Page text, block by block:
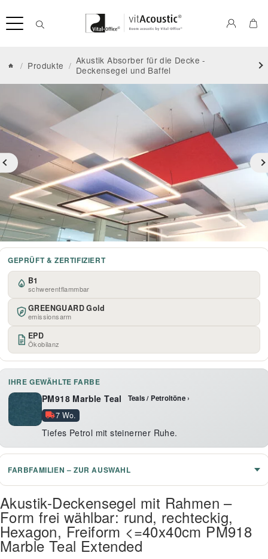
/ Produkte / Akustik Absorber für die Decke -
Deckensegel und Baffel
GEPRÜFT & ZERTIFIZIERT
B1
schwerentflammbar
GREENGUARD Gold
emissionsarm
EPD
Ökobilanz
IHRE GEWÄHLTE FARBE
PM918 Marble Teal Teals / Petroltöne ›
7 Wo.
Tiefes Petrol mit steinerner Ruhe.
FARBFAMILIEN – ZUR AUSWAHL
Akustik-Deckensegel mit Rahmen –
Form frei wählbar: rund, rechteckig,
Hexagon, Freiform <=40x40cm PM918
Marble Teal Extended